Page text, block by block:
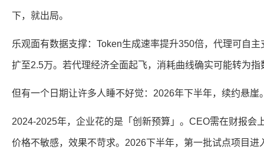
下，就出局。
乐观面有数据支撑：Token生成速率提升350倍，代理可自
扩至2.5万。若代理经济全面起飞，消耗曲线确实可能转为指
但有一个日期让许多人睡不好觉：2026年下半年，续约悬崖
2024-2025年，企业花的是「创新预算」。CEO需在财报会
价格不敏感，效果不苛求。2026下半年，第一批试点项目进